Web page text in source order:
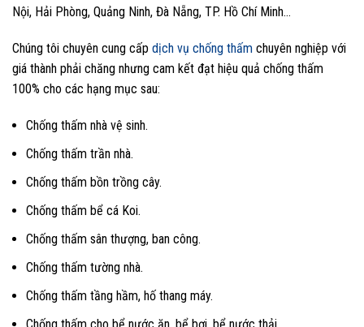
Nội, Hải Phòng, Quảng Ninh, Đà Nẵng, TP. Hồ Chí Minh…
Chúng tôi chuyên cung cấp dịch vụ chống thấm chuyên nghiệp với
giá thành phải chăng nhưng cam kết đạt hiệu quả chống thấm
100% cho các hạng mục sau:
Chống thấm nhà vệ sinh.
Chống thấm trần nhà.
Chống thấm bồn trồng cây.
Chống thấm bể cá Koi.
Chống thấm sân thượng, ban công.
Chống thấm tường nhà.
Chống thấm tầng hầm, hố thang máy.